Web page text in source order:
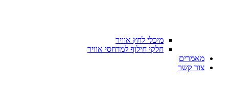
מיכלי לחץ אוויר
חלקי חילוף למדחסי אוויר
מאמרים
צור קשר